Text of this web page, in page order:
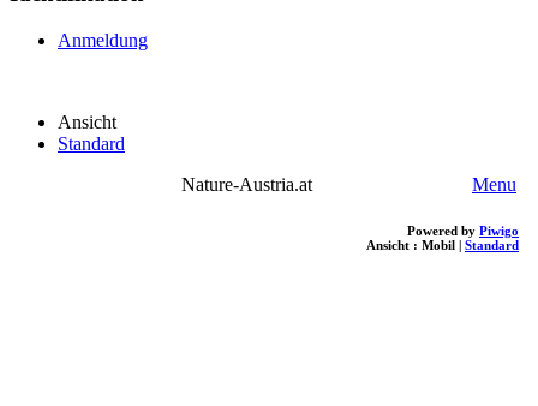
Anmeldung
Ansicht
Standard
Nature-Austria.at
Menu
Powered by Piwigo
Ansicht : Mobil | Standard